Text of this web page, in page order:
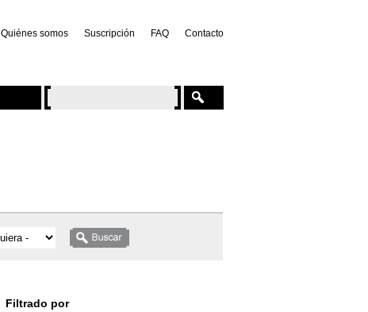
Quiénes somos Suscripción FAQ Contacto
Filtrado por